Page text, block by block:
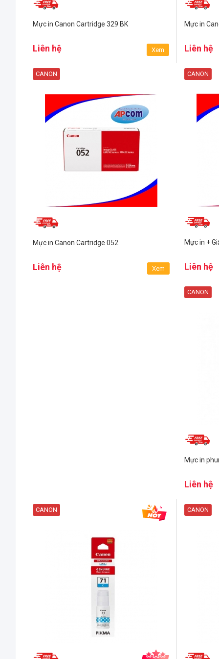
Mực in Canon Cartridge 329 BK
Liên hệ Xem
Mực in
Liên hệ
CANON
Mực in Canon Cartridge 052
Liên hệ Xem
CANON
Mực in +
Liên hệ
CANON
Mực in
Liên hệ
CANON CANON